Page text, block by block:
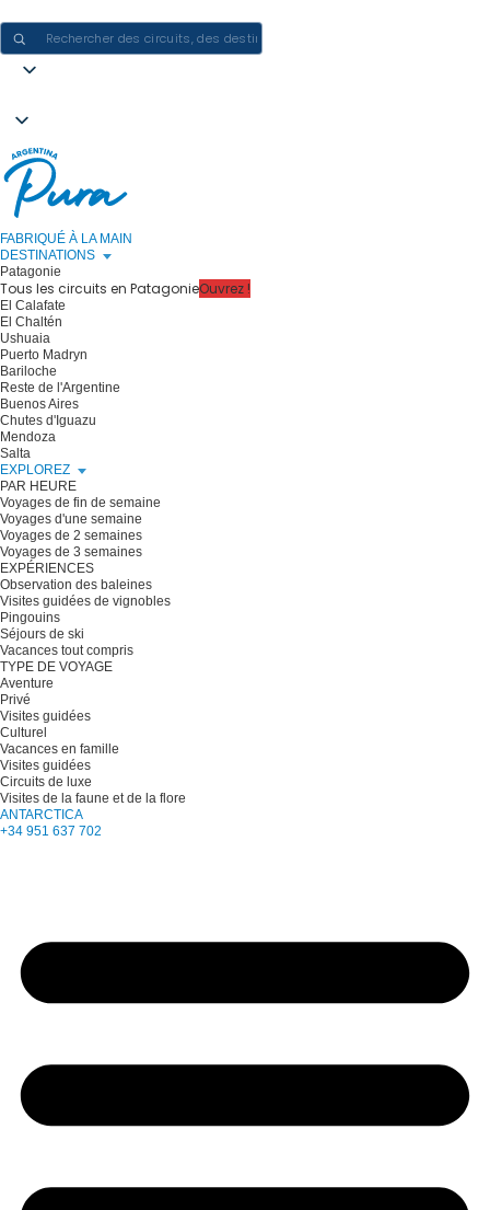
FABRIQUÉ À LA MAIN
DESTINATIONS
Patagonie
Tous les circuits en PatagonieOuvrez !
El Calafate
El Chaltén
Ushuaia
Puerto Madryn
Bariloche
Reste de l'Argentine
Buenos Aires
Chutes d'Iguazu
Mendoza
Salta
EXPLOREZ
PAR HEURE
Voyages de fin de semaine
Voyages d'une semaine
Voyages de 2 semaines
Voyages de 3 semaines
EXPÉRIENCES
Observation des baleines
Visites guidées de vignobles
Pingouins
Séjours de ski
Vacances tout compris
TYPE DE VOYAGE
Aventure
Privé
Visites guidées
Culturel
Vacances en famille
Visites guidées
Circuits de luxe
Visites de la faune et de la flore
ANTARCTICA
+34 951 637 702